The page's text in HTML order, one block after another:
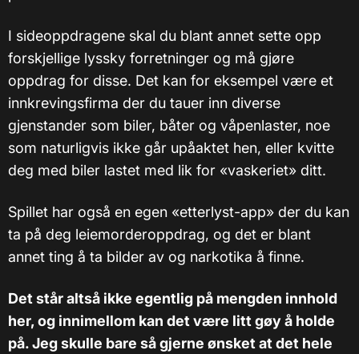
I sideoppdragene skal du blant annet sette opp
forskjellige lyssky forretninger og må gjøre
oppdrag for disse. Det kan for eksempel være et
innkrevingsfirma der du tauer inn diverse
gjenstander som biler, båter og våpenlaster, noe
som naturligvis ikke går upåaktet hen, eller kvitte
deg med biler lastet med lik for «vaskeriet» ditt.
Spillet har også en egen «etterlyst-app» der du kan
ta på deg leiemorderoppdrag, og det er blant
annet ting å ta bilder av og narkotika å finne.
Det står altså ikke egentlig på mengden innhold
her, og innimellom kan det være litt gøy å holde
på. Jeg skulle bare så gjerne ønsket at det hele